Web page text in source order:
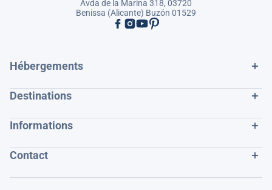
Avda de la Marina 318, 03720
Benissa (Alicante) Buzón 01529
Hébergements
Destinations
Informations
Contact